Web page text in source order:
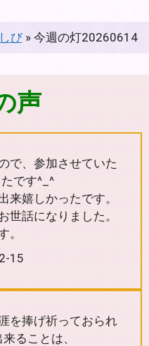
び» 今週の灯20260614
声
で、参加させていた
です^_^
来嬉しかったです。
世話になりました。
。
15
を捧げ祈っておられ
ることは、